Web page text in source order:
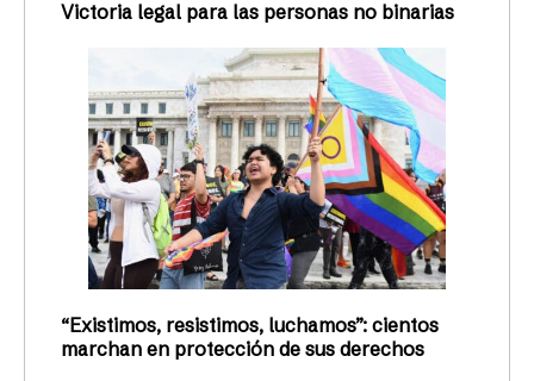
Victoria legal para las personas no binarias
“Existimos, resistimos, luchamos”: cientos
marchan en protección de sus derechos